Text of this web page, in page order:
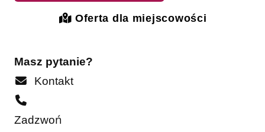
Oferta dla miejscowości
Masz pytanie?
Kontakt
Zadzwoń